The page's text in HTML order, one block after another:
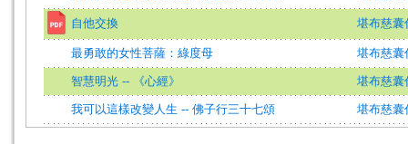
自他交換 堪布慈囊
最勇敢的女性菩薩：綠度母 堪布慈囊
智慧明光 -- 《心經》 堪布慈囊
我可以這樣改變人生 -- 佛子行三十七頌 堪布慈囊